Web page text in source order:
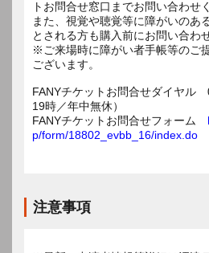
トお問合せ窓口までお問い合わせ
また、視覚や聴覚等に障がいのあ
とされる方も購入前にお問い合わ
※ご来場時に障がい者手帳等のご
ございます。
FANYチケットお問合せダイヤル
19時／年中無休）
FANYチケットお問合せフォーム
p/form/18802_evbb_16/index.do
注意事項